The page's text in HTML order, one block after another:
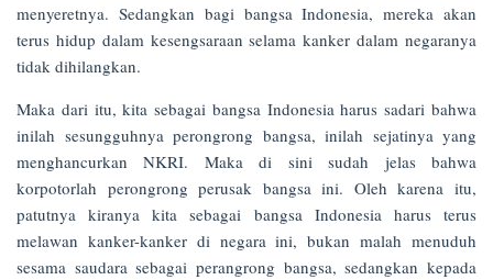
menyeretnya. Sedangkan bagi bangsa Indonesia, mereka akan
terus hidup dalam kesengsaraan selama kanker dalam negaranya
tidak dihilangkan.
Maka dari itu, kita sebagai bangsa Indonesia harus sadari bahwa
inilah sesungguhnya perongrong bangsa, inilah sejatinya yang
menghancurkan NKRI. Maka di sini sudah jelas bahwa
korpotorlah perongrong perusak bangsa ini. Oleh karena itu,
patutnya kiranya kita sebagai bangsa Indonesia harus terus
melawan kanker-kanker di negara ini, bukan malah menuduh
sesama saudara sebagai perangrong bangsa, sedangkan kepada